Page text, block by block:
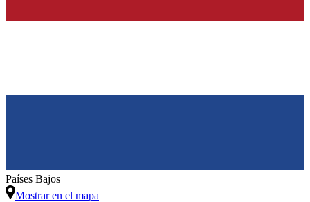
Países Bajos
Mostrar en el mapa